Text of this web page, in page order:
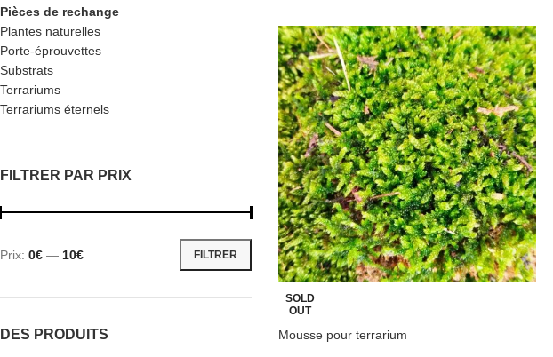
Pièces de rechange
Plantes naturelles
Porte-éprouvettes
Substrats
Terrariums
Terrariums éternels
FILTRER PAR PRIX
FILTRER
Prix: 0€ — 10€
DES PRODUITS
SOLD
OUT
Mousse pour terrarium